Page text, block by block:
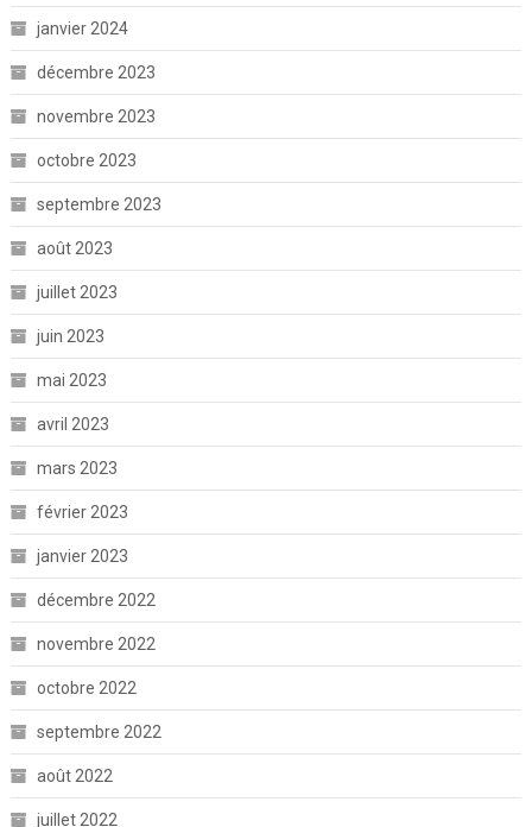
janvier 2024
décembre 2023
novembre 2023
octobre 2023
septembre 2023
août 2023
juillet 2023
juin 2023
mai 2023
avril 2023
mars 2023
février 2023
janvier 2023
décembre 2022
novembre 2022
octobre 2022
septembre 2022
août 2022
juillet 2022